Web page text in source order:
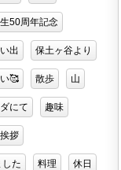
50周年記念
出 保土ヶ谷より
🥰 散歩 山
にて 趣味
拶
した 料理 休日